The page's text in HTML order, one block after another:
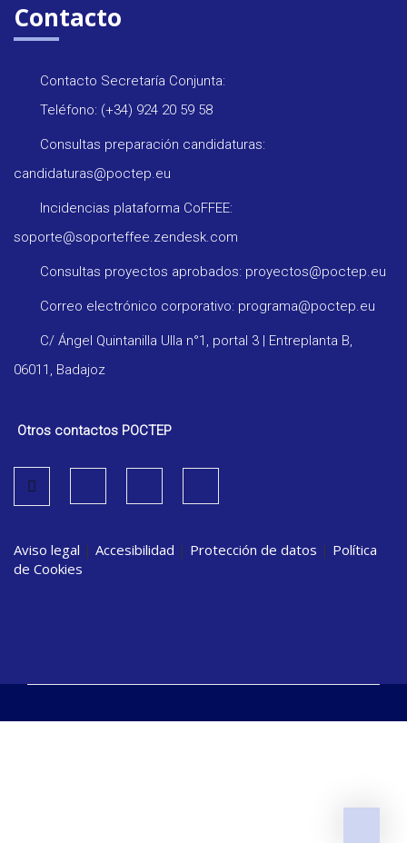
Contacto
Contacto Secretaría Conjunta:
Teléfono: (+34) 924 20 59 58
Consultas preparación candidaturas:
candidaturas@poctep.eu
Incidencias plataforma CoFFEE:
soporte@soporteffee.zendesk.com
Consultas proyectos aprobados: proyectos@poctep.eu
Correo electrónico corporativo: programa@poctep.eu
C/ Ángel Quintanilla Ulla n°1, portal 3 | Entreplanta B,
06011, Badajoz
Otros contactos POCTEP
Aviso legal | Accesibilidad | Protección de datos | Política
de Cookies